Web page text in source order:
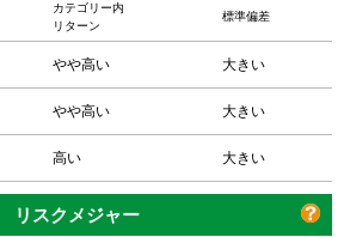
カテゴリー内
リターン
標準偏差
やや高い 大きい
やや高い 大きい
高い 大きい
リスクメジャー